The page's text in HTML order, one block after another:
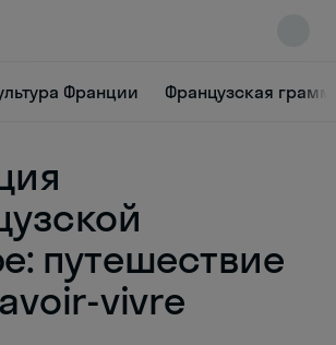
Франции Французская
путешествие
vivre